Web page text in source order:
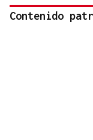
Contenido